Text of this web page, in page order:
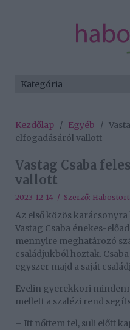
Kezdőlap / Egyéb /
elfogadásáról vallott
Vastag Csaba
vallott
2023-12-14 / Szerző:
Az első közös
Vastag Csaba énekes-
mennyire meghatározó
családjukból hoztak.
egyszer majd a saját
Evelin gyerekkori
mellett a szalézi rend
– Itt nőttem fel, suli előtt